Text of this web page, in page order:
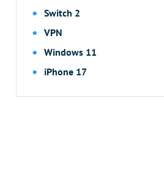
Switch 2
VPN
Windows 11
iPhone 17